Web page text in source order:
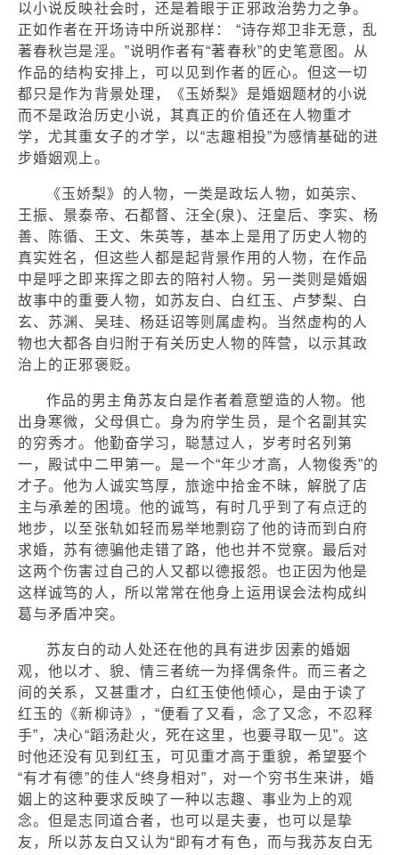
以小说反映社会时，还是着眼于正邪政治势力之争。
正如作者在开场诗中所说那样： “诗存郑卫非无意，乱
著春秋岂是淫。”说明作者有“著春秋”的史笔意图。从
作品的结构安排上，可以见到作者的匠心。但这一切
都只是作为背景处理，《玉娇梨》是婚姻题材的小说
而不是政治历史小说，其真正的价值还在人物重才
学，尤其重女子的才学，以“志趣相投”为感情基础的进
步婚姻观上。
《玉娇梨》的人物，一类是政坛人物，如英宗、
王振、景泰帝、石都督、汪全(泉)、汪皇后、李实、杨
善、陈循、王文、朱英等，基本上是用了历史人物的
真实姓名，但这些人都是起背景作用的人物，在作品
中是呼之即来挥之即去的陪衬人物。另一类则是婚姻
故事中的重要人物，如苏友白、白红玉、卢梦梨、白
玄、苏渊、吴珪、杨廷诏等则属虚构。当然虚构的人
物也大都各自归附于有关历史人物的阵营，以示其政
治上的正邪褒贬。
作品的男主角苏友白是作者着意塑造的人物。他
出身寒微，父母俱亡。身为府学生员，是个名副其实
的穷秀才。他勤奋学习，聪慧过人，岁考时名列第
一，殿试中二甲第一。是一个“年少才高，人物俊秀”的
才子。他为人诚实笃厚，旅途中拾金不昧，解脱了店
主与承差的困境。他的诚笃，有时几乎到了有点迂的
地步，以至张轨如轻而易举地剽窃了他的诗而到白府
求婚，苏有德骗他走错了路，他也并不觉察。最后对
这两个伤害过自己的人又都以德报怨。也正因为他是
这样诚笃的人，所以常常在他身上运用误会法构成纠
葛与矛盾冲突。
苏友白的动人处还在他的具有进步因素的婚姻
观，他以才、貌、情三者统一为择偶条件。而三者之
间的关系，又甚重才，白红玉使他倾心，是由于读了
红玉的《新柳诗》，“便看了又看，念了又念，不忍释
手”，决心“蹈汤赴火，死在这里，也要寻取一见”。这
时他还没有见到红玉，可见重才高于重貌，希望娶个
“有才有德”的佳人“终身相对”，对一个穷书生来讲，婚
姻上的这种要求反映了一种以志趣、事业为上的观
念。但是志同道合者，也可以是夫妻，也可以是挚
友，所以苏友白又认为“即有才有色，而与我苏友白无